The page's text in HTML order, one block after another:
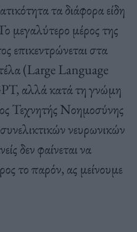
τα διάφορα είδη
μεγαλύτερο μέρος της
επικεντρώνεται στα
(Large Language
αλλά κατά τη γνώμη
Τεχνητής Νοημοσύνης
νευρωνικών
δεν φαίνεται να
το παρόν, ας μείνουμε